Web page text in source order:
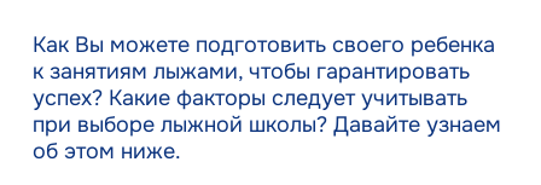
Как Вы можете подготовить своего ребенка
к занятиям лыжами, чтобы гарантировать
успех? Какие факторы следует учитывать
при выборе лыжной школы? Давайте узнаем
об этом ниже.